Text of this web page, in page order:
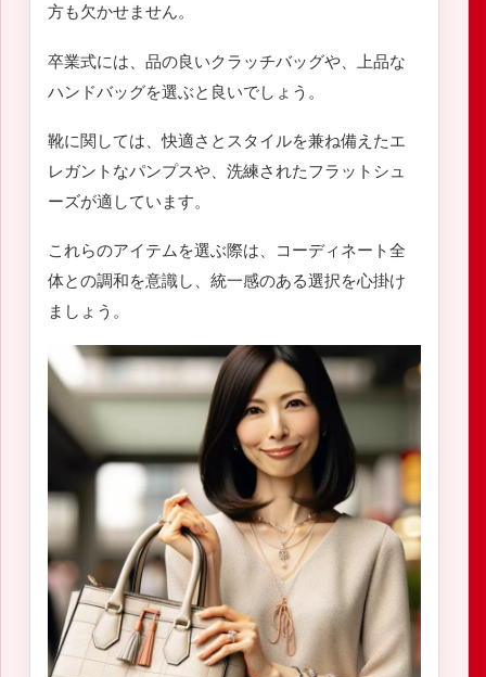
方も欠かせません。
卒業式には、品の良いクラッチバッグや、上品な
ハンドバッグを選ぶと良いでしょう。
靴に関しては、快適さとスタイルを兼ね備えたエ
レガントなパンプスや、洗練されたフラットシュ
ーズが適しています。
これらのアイテムを選ぶ際は、コーディネート全
体との調和を意識し、統一感のある選択を心掛け
ましょう。